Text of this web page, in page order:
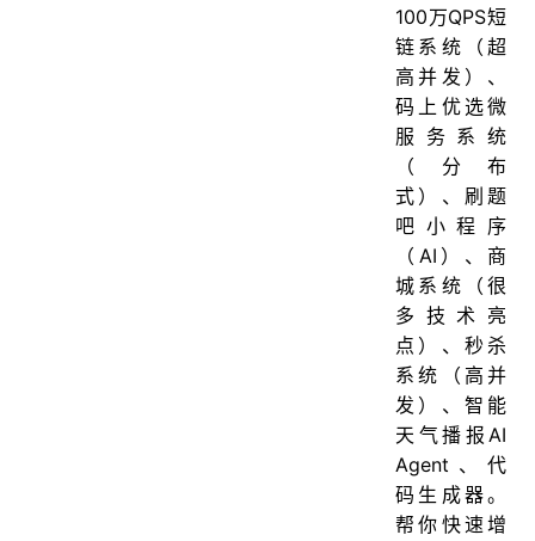
100万QPS短
链系统（超
高并发）、
码上优选微
服务系统
（分布
式）、刷题
吧小程序
（AI）、商
城系统（很
多技术亮
点）、秒杀
系统（高并
发）、智能
天气播报AI
Agent、代
码生成器。
帮你快速增